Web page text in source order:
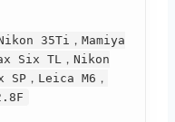
35Ti，Mamiya
Six TL，Nikon
SP，Leica M6，